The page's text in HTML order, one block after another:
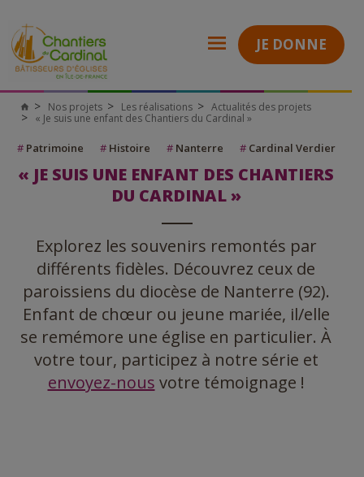
JE DONNE
Nos projets Les réalisations
Actualités des projets
« Je suis une enfant des Chantiers du Cardinal »
#Patrimoine #Histoire #Nanterre #Cardinal Verdier
« JE SUIS UNE ENFANT DES CHANTIERS
DU CARDINAL »
Explorez les souvenirs remontés par
différents fidèles. Découvrez ceux de
paroissiens du diocèse de Nanterre (92).
Enfant de chœur ou jeune mariée, il/elle
se remémore une église en particulier. À
votre tour, participez à notre série et
envoyez-nous votre témoignage !